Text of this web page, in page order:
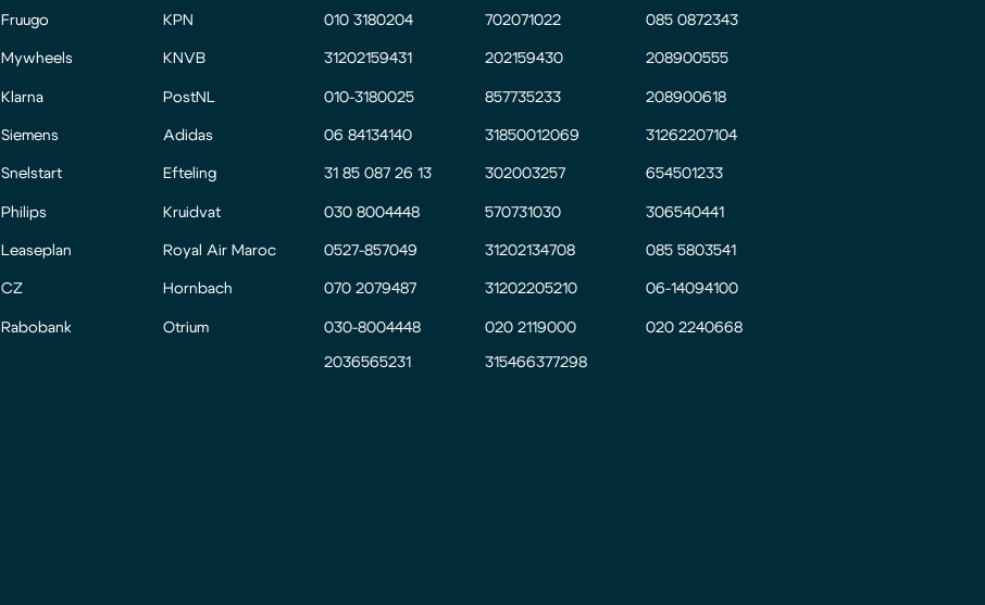
Fruugo
Mywheels
Klarna
Siemens
Snelstart
Philips
Leaseplan
CZ
Rabobank
KPN
KNVB
PostNL
Adidas
Efteling
Kruidvat
Royal Air Maroc
Hornbach
Otrium
010 3180204
31202159431
010-3180025
06 84134140
31 85 087 26 13
030 8004448
0527-857049
070 2079487
030-8004448
2036565231
702071022
202159430
857735233
31850012069
302003257
570731030
31202134708
31202205210
020 2119000
315466377298
085 0872343
208900555
208900618
31262207104
654501233
306540441
085 5803541
06-14094100
020 2240668